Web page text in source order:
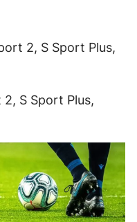
2, S Sport Plus,
S Sport Plus,